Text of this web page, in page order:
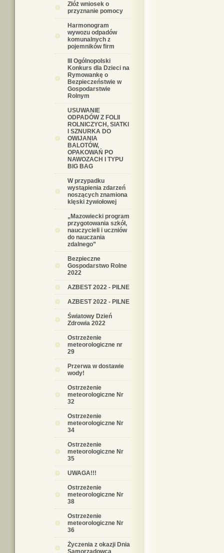
Złóż wniosek o
przyznanie pomocy
Harmonogram
wywozu odpadów
komunalnych z
pojemników firm
III Ogólnopolski
Konkurs dla Dzieci na
Rymowankę o
Bezpieczeństwie w
Gospodarstwie
Rolnym
USUWANIE
ODPADÓW Z FOLII
ROLNICZYCH, SIATKI
I SZNURKA DO
OWIJANIA
BALOTÓW,
OPAKOWAŃ PO
NAWOZACH I TYPU
BIG BAG
W przypadku
wystąpienia zdarzeń
noszących znamiona
klęski żywiołowej
„Mazowiecki program
przygotowania szkół,
nauczycieli i uczniów
do nauczania
zdalnego”
Bezpieczne
Gospodarstwo Rolne
2022
AZBEST 2022 - PILNE
AZBEST 2022 - PILNE
Światowy Dzień
Zdrowia 2022
Ostrzeżenie
meteorologiczne nr
29
Przerwa w dostawie
wody!
Ostrzeżenie
meteorologiczne Nr
32
Ostrzeżenie
meteorologiczne Nr
34
Ostrzeżenie
meteorologiczne Nr
35
UWAGA!!!
Ostrzeżenie
meteorologiczne Nr
38
Ostrzeżenie
meteorologiczne Nr
36
Życzenia z okazji Dnia
Samorządowca